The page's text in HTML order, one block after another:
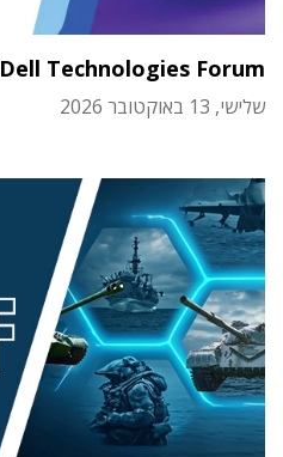
Dell Technologies Forum
שלישי, 13 באוקטובר 2026